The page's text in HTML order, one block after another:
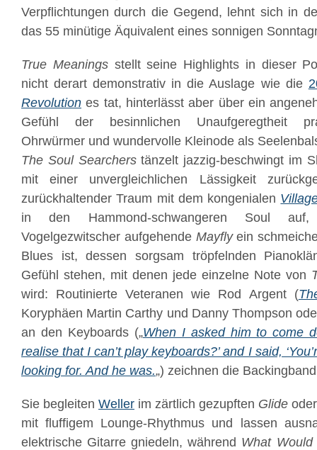
Verpflichtungen durch die Gegend, lehnt sich in
das 55 minütige Äquivalent eines sonnigen
True Meaningsstellt seine Highlights in dieser
nicht derart demonstrativ in die Auslage wie die
Revolution es tat, hinterlässt aber über ein
Gefühl der besinnlichen Unaufgeregtheit
Ohrwürmer und wundervolle Kleinode als
The Soul Searcherstänzelt jazzig-beschwingt im
mit einer unvergleichlichen Lässigkeit
zurückhaltender Traum mit dem kongenialen
in den Hammond-schwangeren Soul
Vogelgezwitscher aufgehende Mayflyein
Blues ist, dessen sorgsam tröpfelnden
Gefühl stehen, mit denen jede einzelne Note von
wird: Routinierte Veteranen wie Rod Argent (
Koryphäen Martin Carthy und Danny Thompson
an den Keyboards („When I asked him to come
realise that I can’t play keyboards?’ and I said,
looking for. And he was.„) zeichnen die
Sie begleiten Weller im zärtlich gezupften Glide
mit fluffigem Lounge-Rhythmus und lassen
elektrische Gitarre gniedeln, während What